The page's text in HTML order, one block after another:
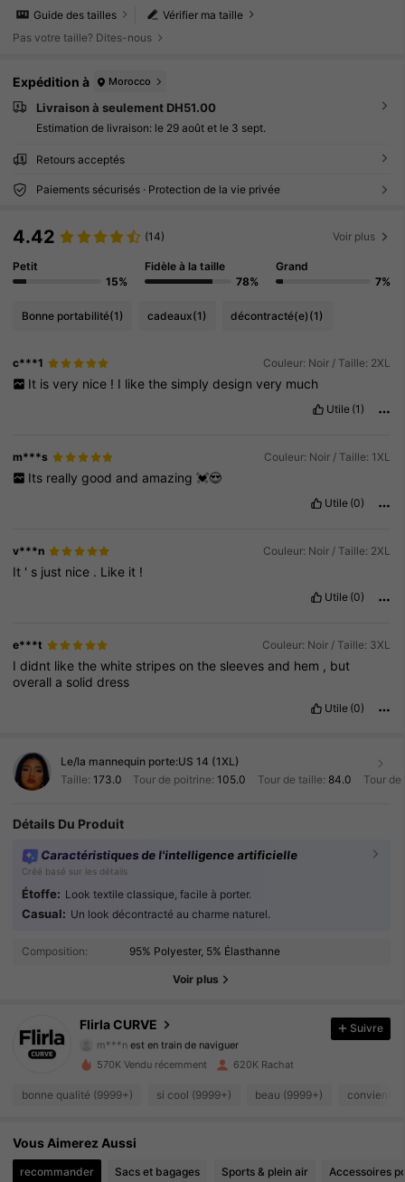
Vérifier ma taille
Guide des tailles
Pas votre taille? Dites-nous
Expédition à Morocco
Livraison à seulement DH51.00
Estimation de livraison: le 29 août et le 3 sept.
Retours acceptés
Paiements sécurisés · Protection de la vie privée
4.42 (14) Voir plus
Petit
15%
Fidèle à la taille
78%
Grand
7%
Bonne portabilité(1) cadeaux(1) décontracté(e)(1)
c***1 Couleur: Noir / Taille: 2XL
It is very nice ! I like the simply design very much
Utile (1)
m***s Couleur: Noir / Taille: 1XL
Its really good and amazing 💓😍
Utile (0)
v***n Couleur: Noir / Taille: 2XL
It ' s just nice . Like it !
Utile (0)
e***t Couleur: Noir / Taille: 3XL
Ididnt likethewhite stripesonthe sleeves and hem , but
overall a soliddress
Utile (0)
Le/la mannequin porte:US 14 (1XL)
Taille: 173.0 Tour de poitrine: 105.0 Tour de taille: 84.0 Tour
Détails Du Produit
Caractéristiques de l'intelligence artificielle
Créé basé sur les détails
Étoffe: Look textile classique, facile à porter.
Casual: Un look décontracté au charme naturel.
Composition: 95% Polyester, 5% Élasthanne
Voir plus
Flirla CURVE
4.88
125K Suiveurs
4.88 125K Suiveurs
4.88 125K Suiveurs
Suivre
570K Vendu récemment 620K Rachat
bonne qualité (9999+) si cool (9999+) beau (9999+) convient
Vous Aimerez Aussi
recommander Sacs et bagages Sports & plein air Accessoires